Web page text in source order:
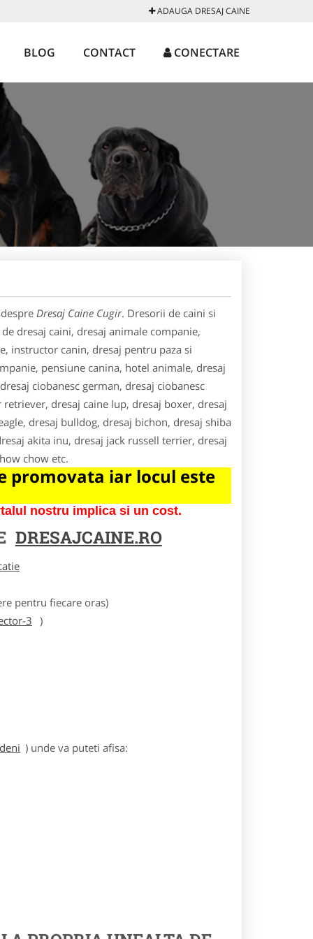
ADAUGA DRESAJ CAINE
BLOG CONTACT CONECTARE
Dresaj Caine Cugir. Dresorii de caini si
dresaj caini, dresaj animale companie,
instructor canin, dresaj pentru paza si
pensiune canina, hotel animale, dresaj
ciobanesc german, dresaj ciobanesc
dresaj caine lup, dresaj boxer, dresaj
dresaj bulldog, dresaj bichon, dresaj shiba
akita inu, dresaj jack russell terrier, dresaj
chow etc.
promovata iar locul este
nostru implica si un cost.
DRESAJCAINE.RO
pentru fiecare oras)
3
)
) unde va puteti afisa: